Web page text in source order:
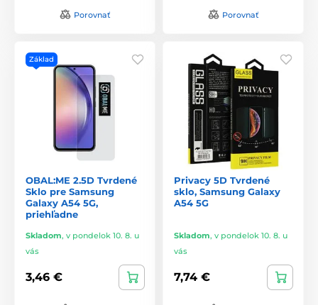
Porovnať Porovnať
Základ
OBAL:ME 2.5D Tvrdené
Sklo pre Samsung
Galaxy A54 5G,
priehľadne
Skladom, v pondelok 10. 8. u
vás
3,46 €
Privacy 5D Tvrdené
sklo, Samsung Galaxy
A54 5G
Skladom, v pondelok 10. 8. u
vás
7,74 €